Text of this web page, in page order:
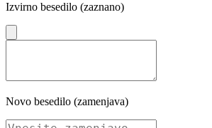
Izvirno besedilo (zaznano)
Novo besedilo (zamenjava)